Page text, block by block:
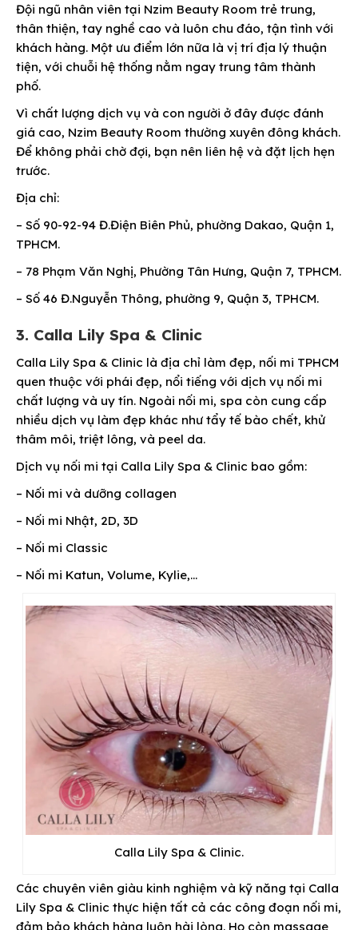
Đội ngũ nhân viên tại Nzim Beauty Room trẻ trung,
thân thiện, tay nghề cao và luôn chu đáo, tận tình với
khách hàng. Một ưu điểm lớn nữa là vị trí địa lý thuận
tiện, với chuỗi hệ thống nằm ngay trung tâm thành
phố.
Vì chất lượng dịch vụ và con người ở đây được đánh
giá cao, Nzim Beauty Room thường xuyên đông khách.
Để không phải chờ đợi, bạn nên liên hệ và đặt lịch hẹn
trước.
Địa chỉ:
– Số 90-92-94 Đ.Điện Biên Phủ, phường Dakao, Quận 1,
TPHCM.
– 78 Phạm Văn Nghị, Phường Tân Hưng, Quận 7, TPHCM.
– Số 46 Đ.Nguyễn Thông, phường 9, Quận 3, TPHCM.
3. Calla Lily Spa & Clinic
Calla Lily Spa & Clinic là địa chỉ làm đẹp, nối mi TPHCM
quen thuộc với phái đẹp, nổi tiếng với dịch vụ nối mi
chất lượng và uy tín. Ngoài nối mi, spa còn cung cấp
nhiều dịch vụ làm đẹp khác như tẩy tế bào chết, khử
thâm môi, triệt lông, và peel da.
Dịch vụ nối mi tại Calla Lily Spa & Clinic bao gồm:
– Nối mi và dưỡng collagen
– Nối mi Nhật, 2D, 3D
– Nối mi Classic
– Nối mi Katun, Volume, Kylie,…
Calla Lily Spa & Clinic.
Các chuyên viên giàu kinh nghiệm và kỹ năng tại Calla
Lily Spa & Clinic thực hiện tất cả các công đoạn nối mi,
đảm bảo khách hàng luôn hài lòng. Họ còn massage